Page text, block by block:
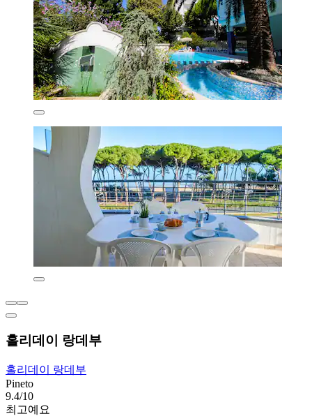
홀리데이 랑데부
홀리데이 랑데부
Pineto
9.4/10
최고예요